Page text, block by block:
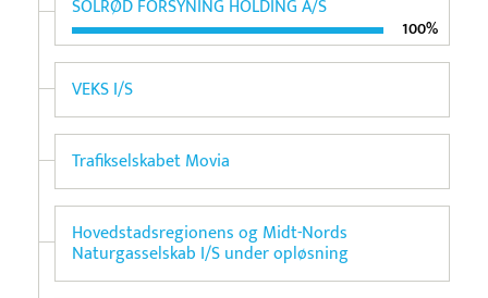
SOLRØD FORSYNING HOLDING A/S
100%
VEKS I/S
Trafikselskabet Movia
Hovedstadsregionens og Midt-Nords
Naturgasselskab I/S under opløsning